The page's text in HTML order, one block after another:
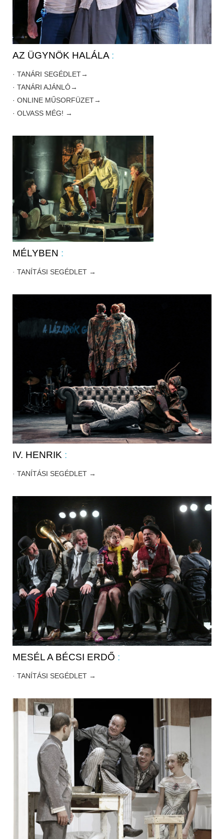
AZ ÜGYNÖK HALÁLA :
· TANÁRI SEGÉDLET→
· TANÁRI AJÁNLÓ→
· ONLINE MŰSORFÜZET→
· OLVASS MÉG! →
MÉLYBEN :
· TANÍTÁSI SEGÉDLET →
IV. HENRIK :
· TANÍTÁSI SEGÉDLET →
MESÉL A BÉCSI ERDŐ :
· TANÍTÁSI SEGÉDLET →